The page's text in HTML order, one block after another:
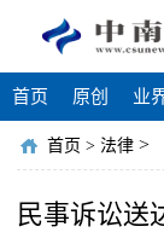
首页 原创 业
首页 > 法律 >
民事诉讼送